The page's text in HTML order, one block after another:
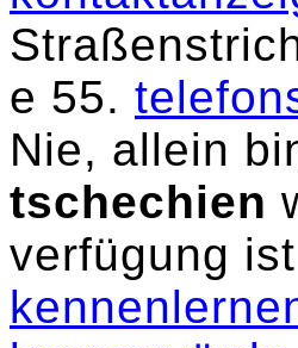
e 55.
Nie, allein
tschechien
verfügung